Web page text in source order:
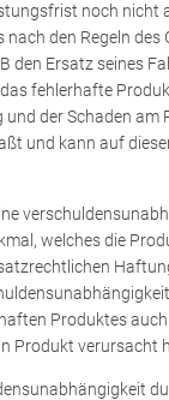
noch nicht
nach den Regeln
den Ersatz seines
fehlerhafte
der Schaden am
und kann auf
welches die
Produktes auch
Produkt verursacht